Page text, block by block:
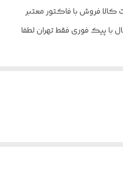
فروش با فاکتور معتبر
پیک فوری فقط تهران لطفا